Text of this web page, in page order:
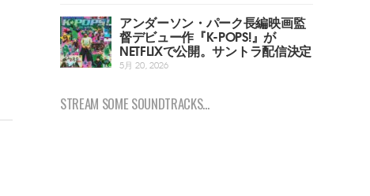
アンダーソン・パーク長編映画監
督デビュー作『K-POPS!』が
NETFLIXで公開。サントラ配信決定
5月 20, 2026
STREAM SOME SOUNDTRACKS...